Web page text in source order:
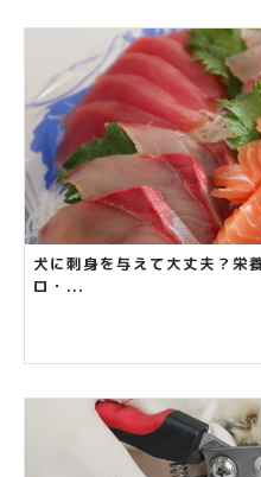
犬に刺身を与えて大丈夫？栄
ロ・...